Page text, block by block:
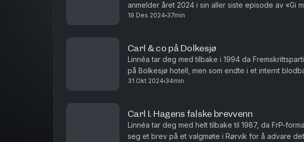
anmelder året 2024 i sin aller siste episode av «Gi
Produsert av Amanda Strand Askeland
19 Des 2024 37min
Carl & co på Dolkesjø
Linnéa tar deg med tilbake i 1994 da
på Bolkesjø hotell, men som endte i et internt
31 Okt 2024 34min
Carl I. Hagens falske brevvenn
Linnéa tar deg med helt tilbake til 1987, da FrP-
seg et brev på et valgmøte i Rørvik for å advare